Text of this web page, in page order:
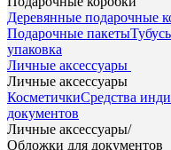
Деревянные подарочные
Подарочные пакеты
упаковка
Личные аксессуары
Личные аксессуары
КосметичкиСредства
документов
Личные аксессуары/
Обложки для документов